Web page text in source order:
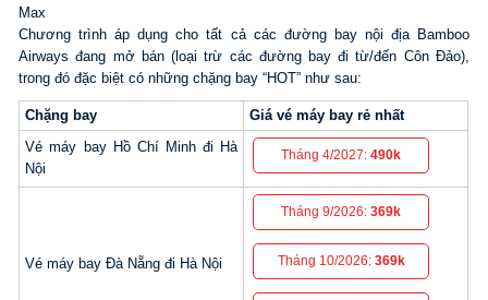
Max
Chương trình áp dụng cho tất cả các đường bay nội địa Bamboo
Airways đang mở bán (loại trừ các đường bay đi từ/đến Côn Đảo),
trong đó đặc biệt có những chặng bay “HOT” như sau:
Chặng bay
Giá vé máy bay rẻ nhất
Vé máy bay Hồ Chí Minh đi Hà
Nội
Tháng 4/2027:490k
Vé máy bay Đà Nẵng đi Hà Nội
Tháng 9/2026:369k
Tháng 10/2026: 369k